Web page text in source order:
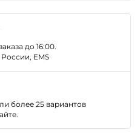
до 16:00.
EMS
более 25 вариантов